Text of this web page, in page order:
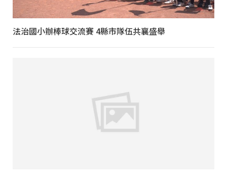
法治國小辦棒球交流賽 4縣市隊伍共襄盛舉